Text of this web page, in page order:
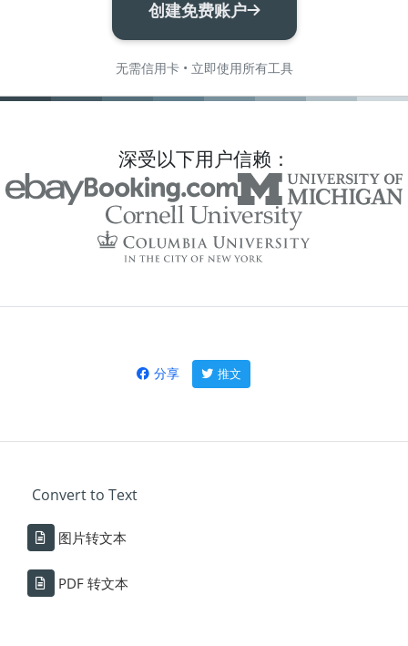
创建免费账户
无需信用卡 • 立即使用所有工具
深受以下用户信赖：
分享 推文
Convert to Text
图片转文本
PDF 转文本